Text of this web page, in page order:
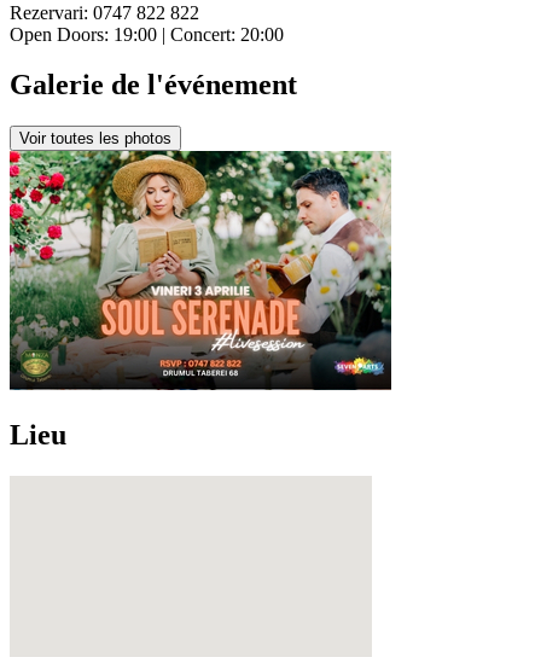
Rezervari: 0747 822 822
Open Doors: 19:00 | Concert: 20:00
Galerie de l'événement
Voir toutes les photos
Lieu